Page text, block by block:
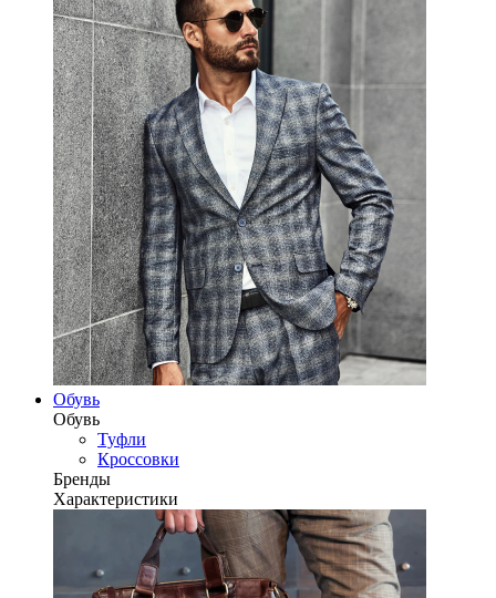
Обувь
Обувь
Туфли
Кроссовки
Бренды
Характеристики